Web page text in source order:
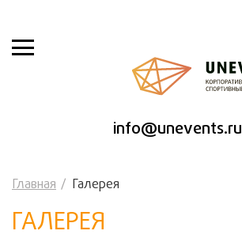
info@unevents.ru
Главная Галерея
ГАЛЕРЕЯ